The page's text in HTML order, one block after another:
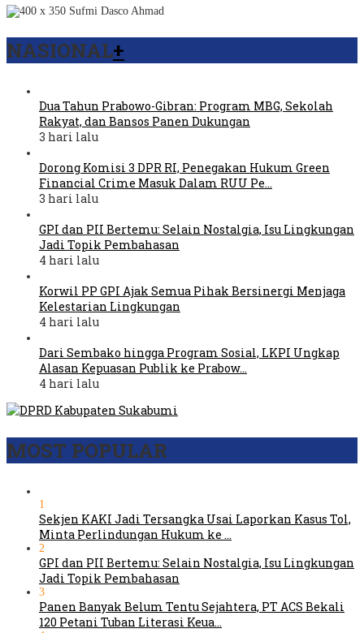
NASIONAL+
Dua Tahun Prabowo-Gibran: Program MBG, Sekolah
Rakyat, dan Bansos Panen Dukungan
3 hari lalu
Dorong Komisi 3 DPR RI, Penegakan Hukum Green
Financial Crime Masuk Dalam RUU Pe…
3 hari lalu
GPI dan PII Bertemu: Selain Nostalgia, Isu Lingkungan
Jadi Topik Pembahasan
4 hari lalu
Korwil PP GPI Ajak Semua Pihak Bersinergi Menjaga
Kelestarian Lingkungan
4 hari lalu
Dari Sembako hingga Program Sosial, LKPI Ungkap
Alasan Kepuasan Publik ke Prabow…
4 hari lalu
MOST POPULAR
1
Sekjen KAKI Jadi Tersangka Usai Laporkan Kasus Tol,
Minta Perlindungan Hukum ke …
2
GPI dan PII Bertemu: Selain Nostalgia, Isu Lingkungan
Jadi Topik Pembahasan
3
Panen Banyak Belum Tentu Sejahtera, PT ACS Bekali
120 Petani Tuban Literasi Keua…